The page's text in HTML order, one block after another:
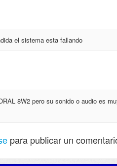
el sistema esta fallando
8W2 pero su sonido o audio es
para publicar un